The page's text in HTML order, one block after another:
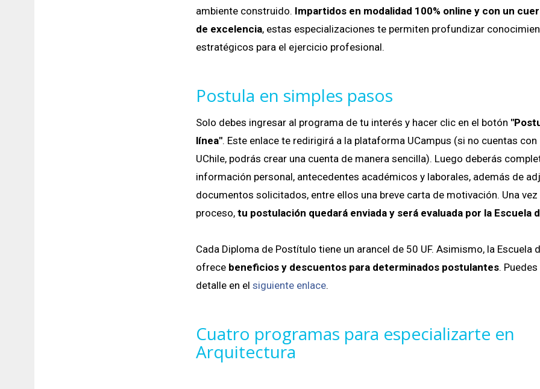
ambiente construido. Impartidos en modalidad 100% online y con un
de excelencia, estas especializaciones te permiten profundizar
estratégicos para el ejercicio profesional.
Postula en simples pasos
Solo debes ingresar al programa de tu interés y hacer clic en el botón
línea". Este enlace te redirigirá a la plataforma UCampus (si no cuentas con
UChile, podrás crear una cuenta de manera sencilla). Luego deberás
información personal, antecedentes académicos y laborales, además de
documentos solicitados, entre ellos una breve carta de motivación. Una
proceso, tu postulación quedará enviada y será evaluada por la Escuela
Cada Diploma de Postítulo tiene un arancel de 50 UF. Asimismo, la Escuela
ofrece beneficios y descuentos para determinados postulantes.
detalle en el siguiente enlace.
Cuatro programas para especializarte en
Arquitectura